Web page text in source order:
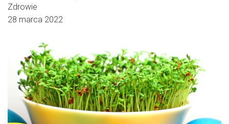
Zdrowie
28 marca 2022